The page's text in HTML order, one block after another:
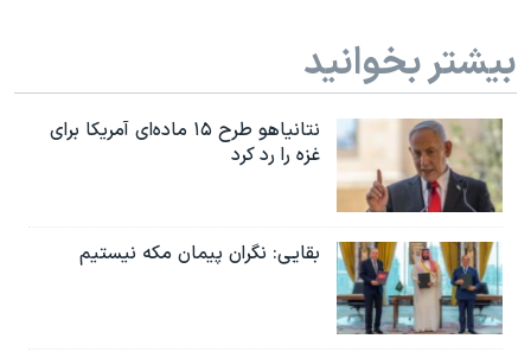
بیشتر بخوانید
نتانیاهو طرح ۱۵ ماده‌ای آمریکا برای
غزه را رد کرد
بقایی: نگران پیمان مکه نیستیم